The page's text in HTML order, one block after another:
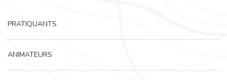
PRATIQUANTS
ANIMATEURS